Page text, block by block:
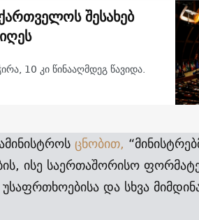
შესახებ
10 კი წინააღმდეგ წავიდა.
ცნობით,
ისე საერთაშორისო
და სხვა